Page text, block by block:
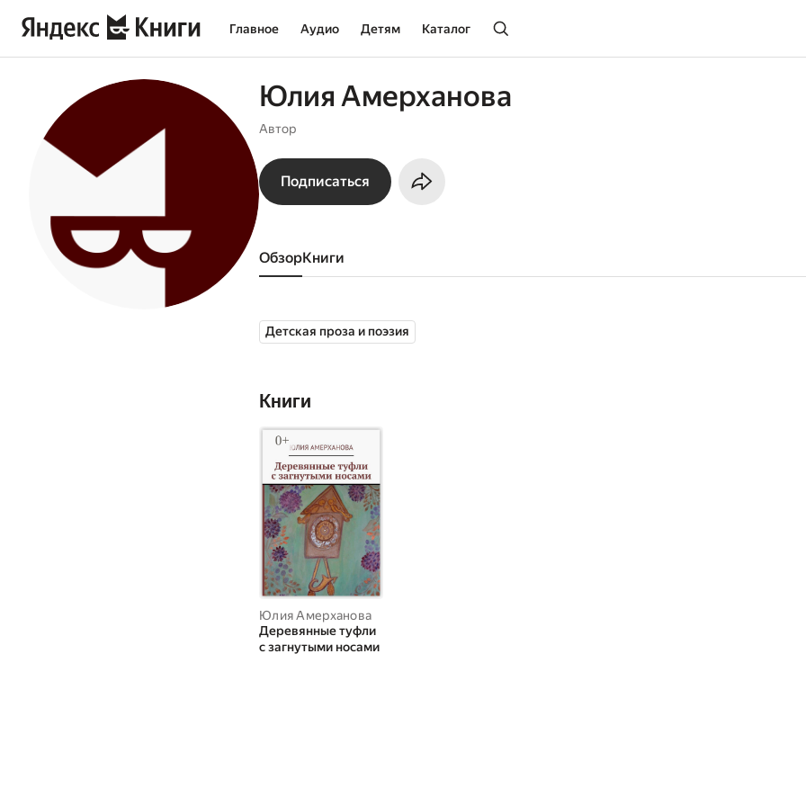
Главное Аудио Детям Каталог
Юлия Амерханова
Автор
Подписаться
Обзор книги
Детская проза и поэзия
Книги
Юлия Амерханова
Деревянные туфли
с загнутыми носами